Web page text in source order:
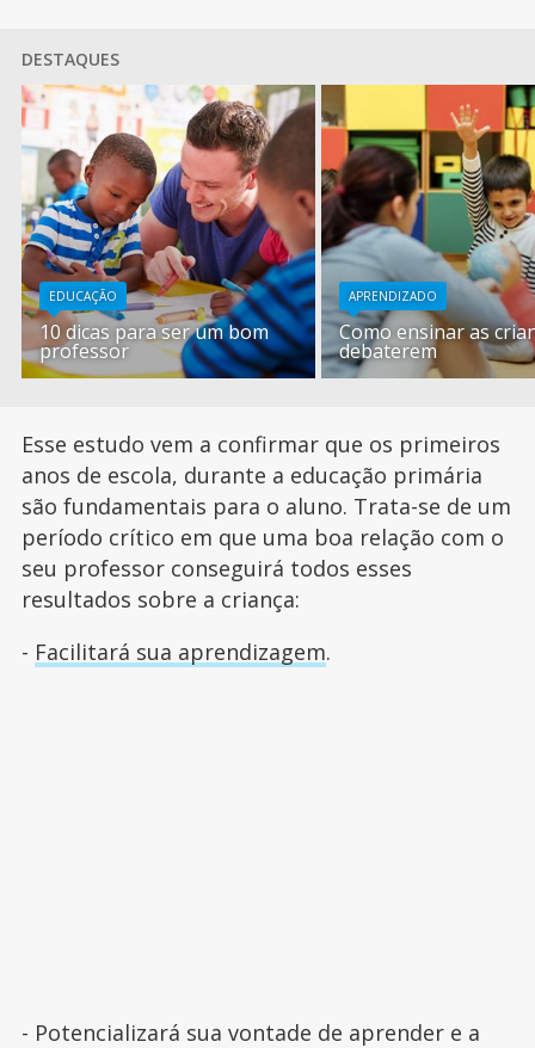
DESTAQUES
EDUCAÇÃO
10 dicas para ser um bom
professor
APRENDIZADO
Como ensinar as
debaterem
Esse estudo vem a confirmar que os primeiros
anos de escola, durante a educação primária
são fundamentais para o aluno. Trata-se de um
período crítico em que uma boa relação com o
seu professor conseguirá todos esses
resultados sobre a criança:
- Facilitará sua aprendizagem.
- Potencializará sua vontade de aprender e a